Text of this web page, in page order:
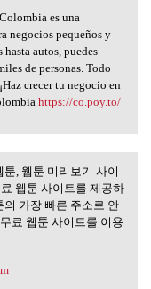
es una
negocios pequeños y
hasta autos, puedes
de personas. Todo
crecer tu negocio en
https://co.poy.to/
료 웹툰, 웹툰
, 웹툰 미리보기 사이
웹툰 사이트를 제공하
가장 빠른 주소로 안
료 웹툰 사이트를 이용